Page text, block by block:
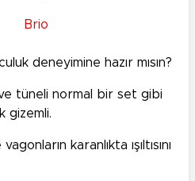
Brio
deneyimine hazır mısın?
tüneli normal bir set gibi
gizemli.
karanlıkta ışıltısını